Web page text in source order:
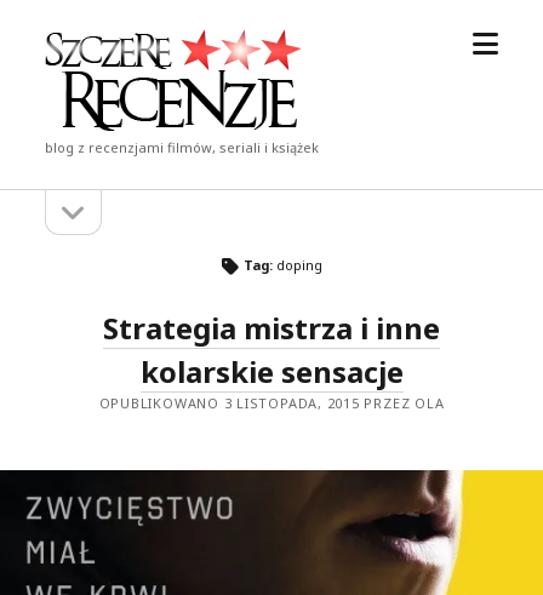
Szczere
Recenzje
blog z recenzjami filmów, seriali i książek
Pasekpasek
Tag: doping
Strategia mistrza i inne
kolarskie sensacje
OPUBLIKOWANO 3 LISTOPADA, 2015 PRZEZ OLA